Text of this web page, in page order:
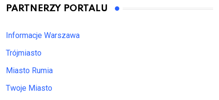
PARTNERZY PORTALU
Informacje Warszawa
Trójmiasto
Miasto Rumia
Twoje Miasto